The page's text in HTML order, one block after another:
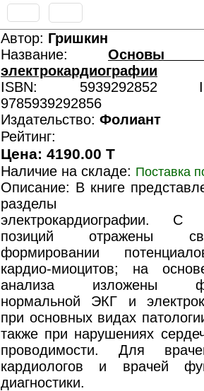
Автор: Гришкин
Название: Основы
электрокардиографии
ISBN: 5939292852
9785939292856
Издательство: Фолиант
Рейтинг:
Цена: 4190.00 T
Наличие на складе: Поставка
Описание: В книге
разделы
электрокардиографии. С
позиций отражены
формировании
кардио-миоцитов; на
анализа изложены
нормальной ЭКГ и
при основных видах
также при нарушениях
проводимости. Для
кардиологов и врачей
диагностики.